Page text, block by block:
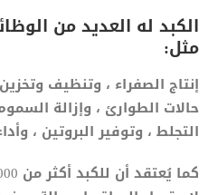
الكبد له العديد من
مثل:
إنتاج الصفراء ، وتنظيف
حالات الطوارئ ، وإزالة
التجلط ، وتوفير البروتين ،